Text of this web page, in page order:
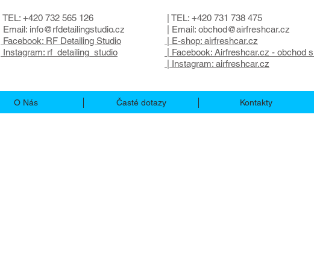
| TEL: +420 732 565 126
| TEL: +420 731 738 475
| Email: info@rfdetailingstudio.cz | Email: obchod@airfreshcar.cz
| Facebook: RF Detailing Studio
| E-shop: airfreshcar.cz
| Instagram: rf_detailing_studio
| Facebook: Airfreshcar.cz - obchod
| Instagram: airfreshcar.cz
O Nás Časté dotazy Kontakty